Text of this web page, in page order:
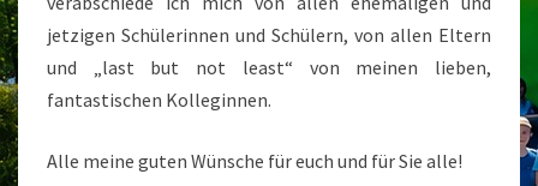
jetzigen Schülerinnen und Schülern, von allen Eltern
und „last but not least“ von meinen lieben,
fantastischen Kolleginnen.
Alle meine guten Wünsche für euch und für Sie alle!